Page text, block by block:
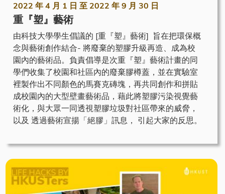
2022 年 4 月 1 日 至 2022 年 9 月 30 日
重『塑』藝術
由科技大學學生倡議的 [重『塑』藝術] 旨在把環保概
念與藝術創作結合- 將廢棄的塑膠升級再造、成為校
園內的藝術品。負責倡導是次重『塑』藝術計畫的同
學們收集了校園和社區內的廢棄膠樽蓋，並在實驗室
裡製作出不同顏色的馬賽克磚塊，再共同創作和拼貼
成校園內的大型壁畫藝術品，藉此將塑膠污染視覺藝
術化，與大眾一同透視塑膠垃圾對社區帶來的威脅，
以及 透過藝術宣揚「絕膠」訊息， 引起大家的反思。